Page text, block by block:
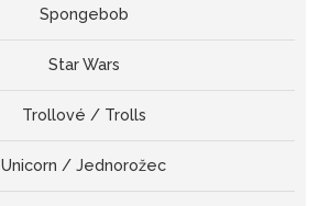
Spongebob
Star Wars
Trollové / Trolls
Unicorn / Jednorožec